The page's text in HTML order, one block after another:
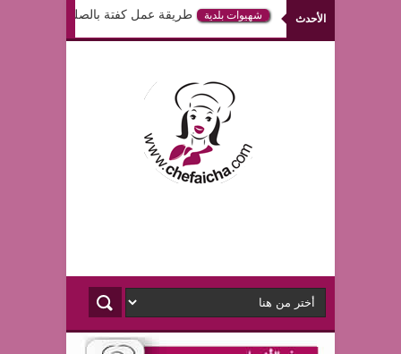
الأحدث شهيوات بلدية طريقة عمل كفتة بالصلصة في الفرن